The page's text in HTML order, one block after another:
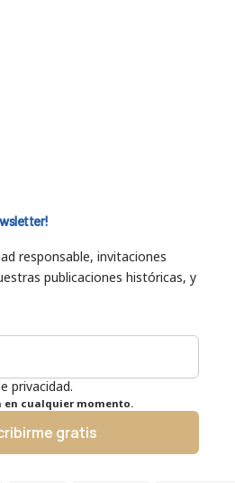
responsable, invitaciones
publicaciones históricas, y
privacidad.
en cualquier momento.
gratis